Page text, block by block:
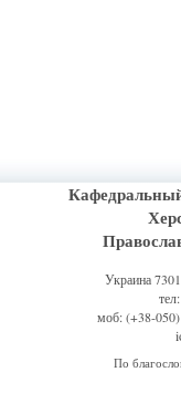
Украина
моб: (+38-
По